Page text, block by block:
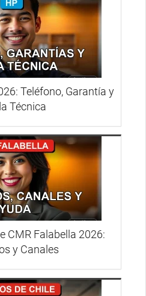
Teléfono, Garantía y
Técnica
CMR Falabella 2026:
y Canales